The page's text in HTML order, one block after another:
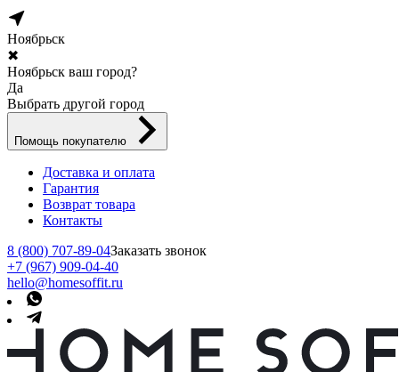
Ноябрьск
✖
Ноябрьск ваш город?
Да
Выбрать другой город
Помощь покупателю
Доставка и оплата
Гарантия
Возврат товара
Контакты
8 (800) 707-89-04Заказать звонок
+7 (967) 909-04-40
hello@homesoffit.ru